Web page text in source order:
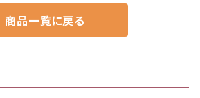
商品一覧に戻る